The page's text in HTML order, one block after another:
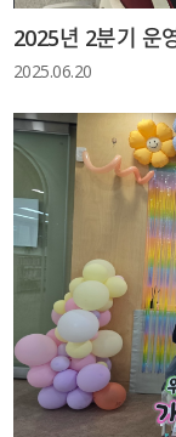
2025년 2분기 운
2025.06.20